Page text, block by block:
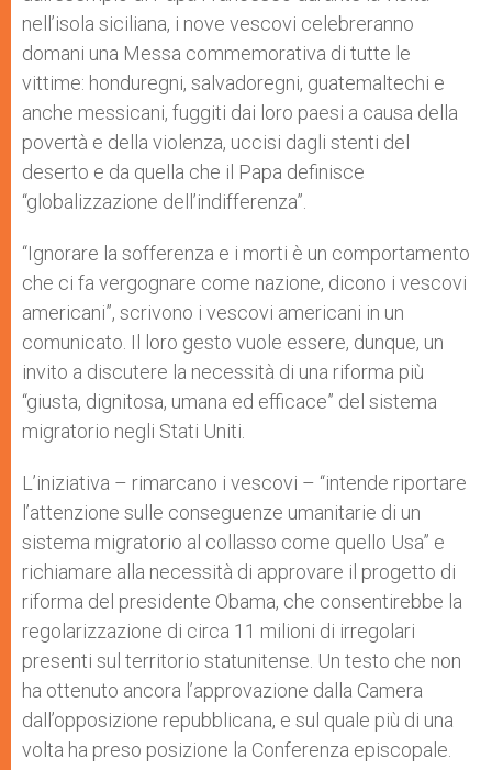
nell’isola siciliana, i nove vescovi celebreranno
domani una Messa commemorativa di tutte le
vittime: honduregni, salvadoregni, guatemaltechi e
anche messicani, fuggiti dai loro paesi a causa della
povertà e della violenza, uccisi dagli stenti del
deserto e da quella che il Papa definisce
“globalizzazione dell’indifferenza”.
“Ignorare la sofferenza e i morti è un comportamento
che ci fa vergognare come nazione, dicono i vescovi
americani”, scrivono i vescovi americani in un
comunicato. Il loro gesto vuole essere, dunque, un
invito a discutere la necessità di una riforma più
“giusta, dignitosa, umana ed efficace” del sistema
migratorio negli Stati Uniti.
L’iniziativa – rimarcano i vescovi – “intende riportare
l’attenzione sulle conseguenze umanitarie di un
sistema migratorio al collasso come quello Usa” e
richiamare alla necessità di approvare il progetto di
riforma del presidente Obama, che consentirebbe la
regolarizzazione di circa 11 milioni di irregolari
presenti sul territorio statunitense. Un testo che non
ha ottenuto ancora l’approvazione dalla Camera
dall’opposizione repubblicana, e sul quale più di una
volta ha preso posizione la Conferenza episcopale.